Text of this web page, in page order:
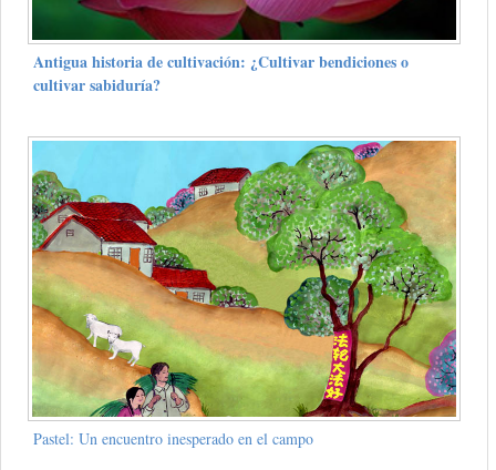
Antigua historia de cultivación: ¿Cultivar bendiciones o
cultivar sabiduría?
Pastel: Un encuentro inesperado en el campo